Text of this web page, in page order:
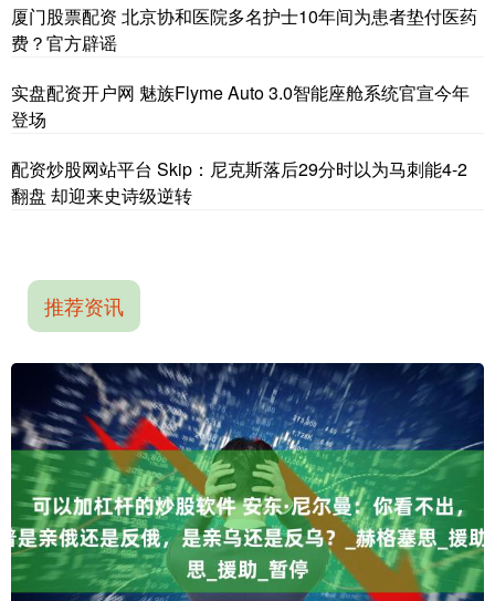
厦门股票配资 北京协和医院多名护士10年间为患者垫付医药
费？官方辟谣
实盘配资开户网 魅族Flyme Auto 3.0智能座舱系统官宣今年
登场
配资炒股网站平台 Skip：尼克斯落后29分时以为马刺能4-2
翻盘 却迎来史诗级逆转
推荐资讯